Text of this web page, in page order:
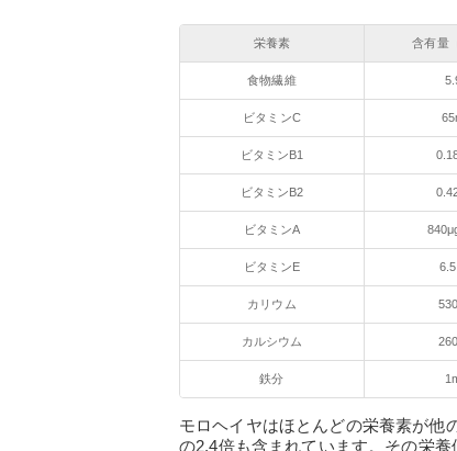
栄養素 含有量
食物繊維
ビタミンC
ビタミンB1
ビタミンB2
ビタミンA
ビタミンE
カリウム
カルシウム
鉄分
モロヘイヤはほとんどの栄養素が他
の2.4倍も含まれています。その栄